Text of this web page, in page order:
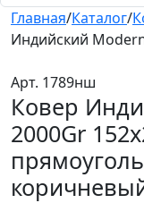
Главная/Каталог/
Индийский
Арт. 1789нш
Ковер
2000Gr